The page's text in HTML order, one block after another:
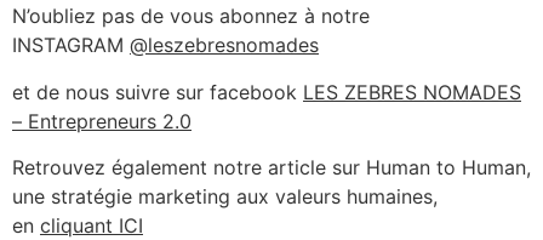
N’oubliez pas de vous abonnez à notre
INSTAGRAM @leszebresnomades
et de nous suivre sur facebook LES ZEBRES NOMADES
– Entrepreneurs 2.0
Retrouvez également notre article sur Human to Human,
une stratégie marketing aux valeurs humaines,
en cliquant ICI